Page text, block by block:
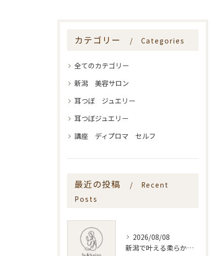
カテゴリー Categories
全てのカテゴリー
新潟 美容サロン
耳つぼ ジュエリー
耳つぼジュエリー
講座 ディプロマ セルフ
最近の投稿
Recent
Posts
2026/08/08
新潟で叶える柔らかい光のある美容サロンの選び方と実用比較ガイド